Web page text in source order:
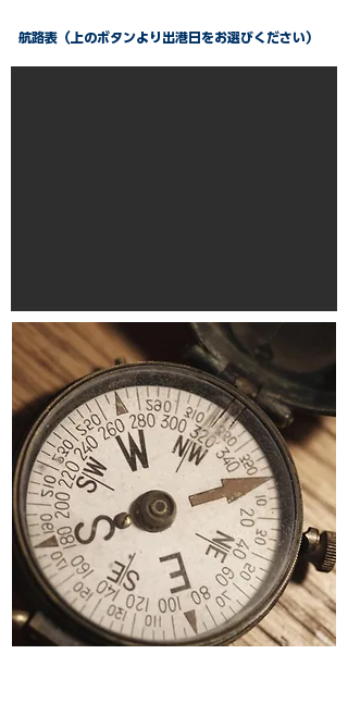
航路表（上のボタンより出港日をお選びください）